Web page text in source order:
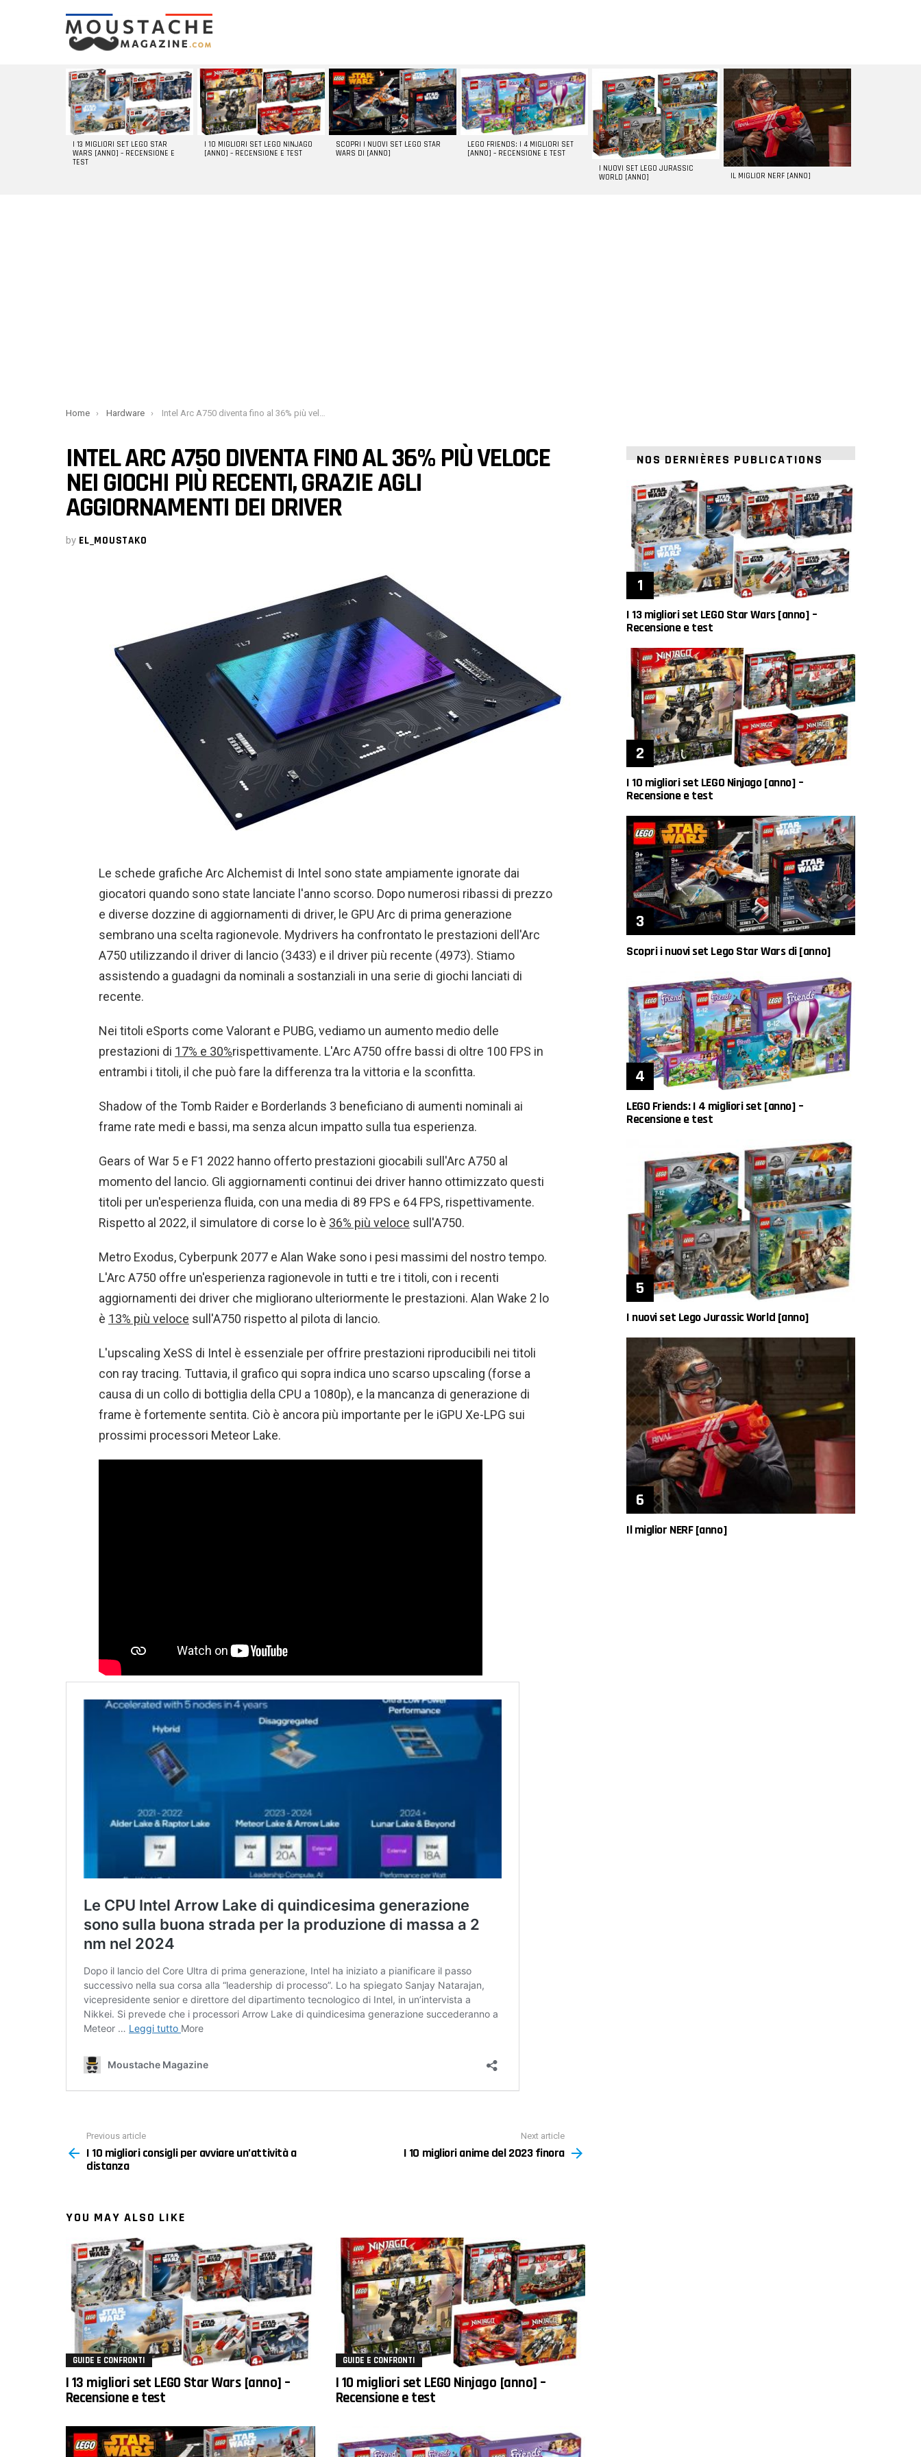
LATEST
STORIES
I 13 MIGLIORI SET LEGO STAR
WARS [ANNO] – RECENSIONE E
TEST
I 10 MIGLIORI SET LEGO NINJAGO
[ANNO] – RECENSIONE E TEST
SCOPRI I NUOVI SET LEGO STAR
WARS DI [ANNO]
LEGO FRIENDS: I 4 MIGLIORI SET
[ANNO] – RECENSIONE E TEST
I NUOVI SET LEGO JURASSIC
WORLD [ANNO]
IL MIGLIOR NERF [ANNO]
You are here:
Home Hardware Intel Arc A750 diventa fino al 36% più veloce nei giochi più recenti, grazie agli aggiornamenti dei driver
INTEL ARC A750 DIVENTA FINO AL 36% PIÙ VELOCE
NEI GIOCHI PIÙ RECENTI, GRAZIE AGLI
AGGIORNAMENTI DEI DRIVER
by EL_MOUSTAKO
Le schede grafiche Arc Alchemist di Intel sono state ampiamente ignorate dai
giocatori quando sono state lanciate l'anno scorso. Dopo numerosi ribassi di prezzo
e diverse dozzine di aggiornamenti di driver, le GPU Arc di prima generazione
sembrano una scelta ragionevole. Mydrivers ha confrontato le prestazioni dell'Arc
A750 utilizzando il driver di lancio (3433) e il driver più recente (4973). Stiamo
assistendo a guadagni da nominali a sostanziali in una serie di giochi lanciati di
recente.
Nei titoli eSports come Valorant e PUBG, vediamo un aumento medio delle
prestazioni di 17% e 30%rispettivamente. L'Arc A750 offre bassi di oltre 100 FPS in
entrambi i titoli, il che può fare la differenza tra la vittoria e la sconfitta.
Shadow of the Tomb Raider e Borderlands 3 beneficiano di aumenti nominali ai
frame rate medi e bassi, ma senza alcun impatto sulla tua esperienza.
Gears of War 5 e F1 2022 hanno offerto prestazioni giocabili sull'Arc A750 al
momento del lancio. Gli aggiornamenti continui dei driver hanno ottimizzato questi
titoli per un'esperienza fluida, con una media di 89 FPS e 64 FPS, rispettivamente.
Rispetto al 2022, il simulatore di corse lo è 36% più veloce sull'A750.
Metro Exodus, Cyberpunk 2077 e Alan Wake sono i pesi massimi del nostro tempo.
L'Arc A750 offre un'esperienza ragionevole in tutti e tre i titoli, con i recenti
aggiornamenti dei driver che migliorano ulteriormente le prestazioni. Alan Wake 2 lo
è 13% più veloce sull'A750 rispetto al pilota di lancio.
L'upscaling XeSS di Intel è essenziale per offrire prestazioni riproducibili nei titoli
con ray tracing. Tuttavia, il grafico qui sopra indica uno scarso upscaling (forse a
causa di un collo di bottiglia della CPU a 1080p), e la mancanza di generazione di
frame è fortemente sentita. Ciò è ancora più importante per le iGPU Xe-LPG sui
prossimi processori Meteor Lake.
more
Previous article
I 10 migliori consigli per avviare un’attività a
distanza
Next article
I 10 migliori anime del 2023 finora
YOU MAY ALSO LIKE
GUIDE E CONFRONTI
I 13 migliori set LEGO Star Wars [anno] –
Recensione e test
GUIDE E CONFRONTI
I 10 migliori set LEGO Ninjago [anno] –
Recensione e test
NOS DERNIÈRES PUBLICATIONS
I 13 migliori set LEGO Star Wars [anno] –
Recensione e test
I 10 migliori set LEGO Ninjago [anno] –
Recensione e test
Scopri i nuovi set Lego Star Wars di [anno]
LEGO Friends: I 4 migliori set [anno] –
Recensione e test
I nuovi set Lego Jurassic World [anno]
Il miglior NERF [anno]